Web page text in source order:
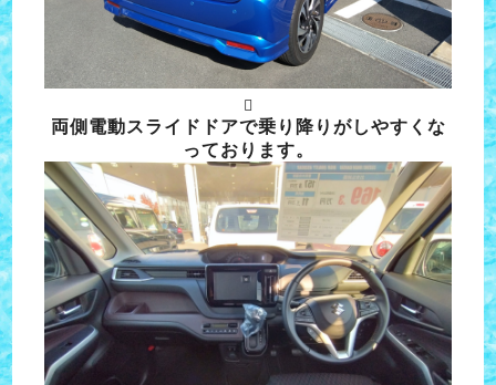

両側電動スライドドアで乗り降りがしやすくな
っております。